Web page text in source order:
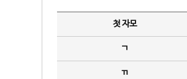
첫 자모
ㄱ
ㄲ